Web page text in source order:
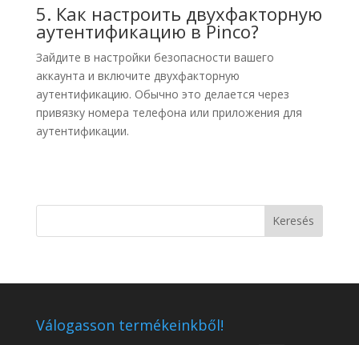
5. Как настроить двухфакторную
аутентификацию в Pinco?
Зайдите в настройки безопасности вашего
аккаунта и включите двухфакторную
аутентификацию. Обычно это делается через
привязку номера телефона или приложения для
аутентификации.
Válogasson termékeinkből!